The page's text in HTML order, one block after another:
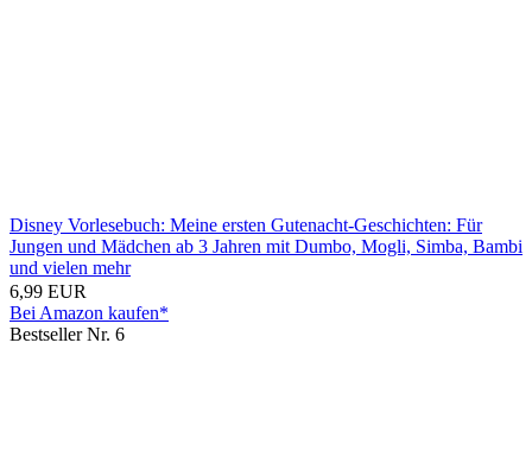
Disney Vorlesebuch: Meine ersten Gutenacht-Geschichten: Für
Jungen und Mädchen ab 3 Jahren mit Dumbo, Mogli, Simba, Bambi
und vielen mehr
6,99 EUR
Bei Amazon kaufen*
Bestseller Nr. 6